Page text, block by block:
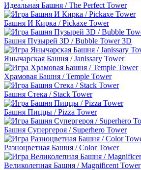
Идеальная Башня / The Perfect Tower
Башня И Кирка / Pickaxe Tower
Башня Пузырей 3D / Bubble Tower 3D
Янычарская Башня / Janissary Tower
Храмовая Башня / Temple Tower
Башня Стека / Stack Tower
Башня Пиццы / Pizza Tower
Башня Супергероя / Superhero Tower
Разноцветная Башня / Color Tower
Великолепная Башня / Magnificent Tower